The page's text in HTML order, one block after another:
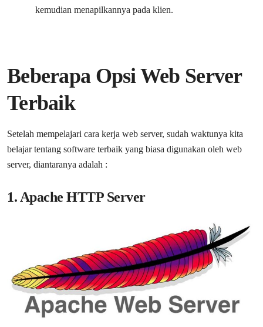
kemudian menapilkannya pada klien.
Beberapa Opsi Web Server
Terbaik
Setelah mempelajari cara kerja web server, sudah waktunya kita
belajar tentang software terbaik yang biasa digunakan oleh web
server, diantaranya adalah :
1. Apache HTTP Server